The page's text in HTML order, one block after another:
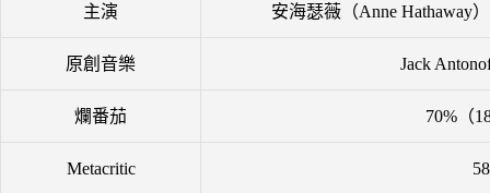
主演 安海瑟薇（Anne Hathaway
原創音樂 Jack
爛番茄 70%（
Metacritic